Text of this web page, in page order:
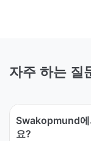
자주 하는 질
Swakopmund에
요?